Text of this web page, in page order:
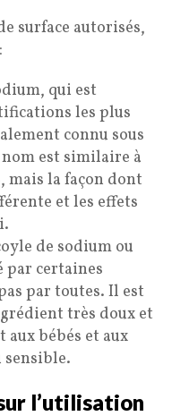
surface autorisés,
qui est
les plus
connu sous
nom est similaire à
mais la façon dont
et les effets
de sodium ou
par certaines
par toutes. Il est
très doux et
aux bébés et aux
sensible.
l’utilisation